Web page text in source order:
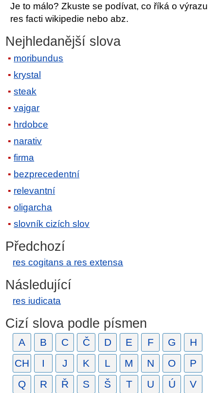
Je to málo? Zkuste se podívat, co říká o výrazu
res facti wikipedie nebo abz.
Nejhledanější slova
moribundus
krystal
steak
vajgar
hrdobce
narativ
firma
bezprecedentní
relevantní
oligarcha
slovník cizích slov
Předchozí
res cogitans a res extensa
Následující
res iudicata
Cizí slova podle písmen
A B C Č D E F G
H
CH
I J K L M N O
P
Q
R Ř S Š T U Ú V